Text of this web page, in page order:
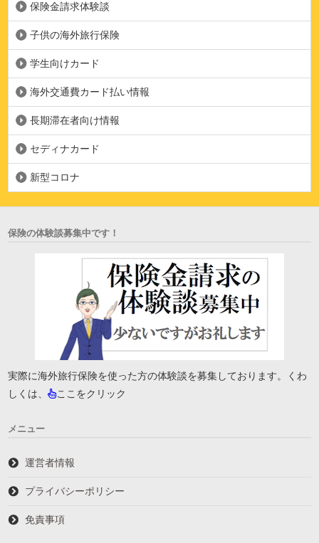
保険金請求体験談
子供の海外旅行保険
学生向けカード
海外交通費カード払い情報
長期滞在者向け情報
セディナカード
新型コロナ
保険の体験談募集中です！
実際に海外旅行保険を使った方の体験談を募集しております。くわ
しくは、
ここをクリック
メニュー
運営者情報
プライバシーポリシー
免責事項